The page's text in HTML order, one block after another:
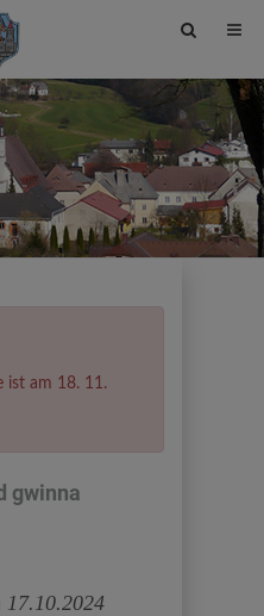
Site
toggle
ist am 18. 11.
gwinna
17.10.2024